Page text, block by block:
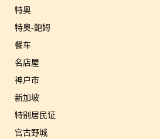
特奥
特奥-鲍姆
餐车
名店屋
神户市
新加坡
特别居民证
宫古野城